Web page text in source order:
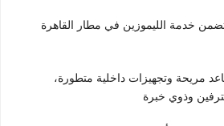
تضمن خدمة الليموزين في مطار القاهرة
مريحة وتجهيزات داخلية متطورة،
وذوي خبرة